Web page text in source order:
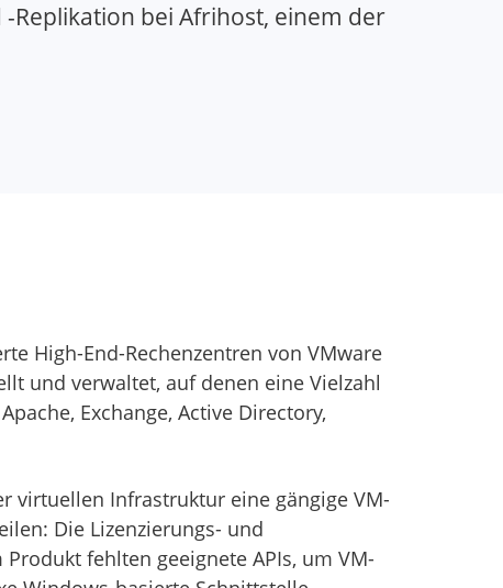
Replikation bei Afrihost, einem der
High-End-Rechenzentren von VMware
und verwaltet, auf denen eine Vielzahl
Exchange, Active Directory,
virtuellen Infrastruktur eine gängige VM-
Die Lizenzierungs- und
fehlten geeignete APIs, um VM-